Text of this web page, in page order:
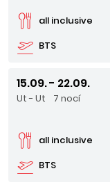
BTS
all inclusive
15.09. - 22.09.
Ut - Ut 7 nocí
BTS
all inclusive